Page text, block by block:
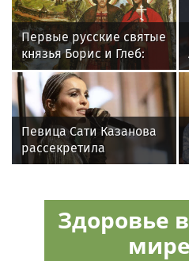
Первые русские святые
князья Борис и Глеб:
история гибели и
почему их почитают до
сих пор
Певица Сати Казанова
рассекретила
«безгрешное, чистое,
дочери
Здоровье
мире